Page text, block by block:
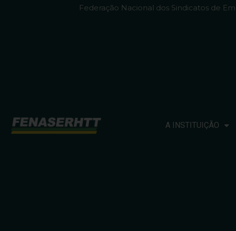
Federação Nacional dos Sindicatos de
A INSTITUIÇÃO